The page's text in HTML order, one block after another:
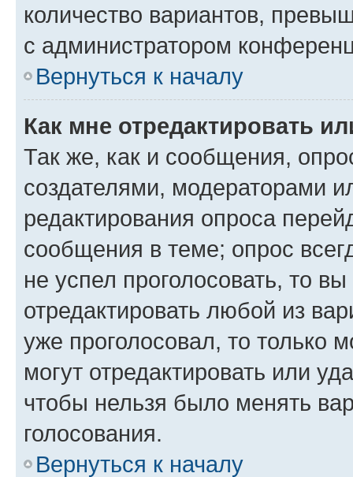
количество вариантов,
с администратором
Вернуться к началу
Как мне отредактировать
Так же, как и сообщения,
создателями, модераторами
редактирования опроса
сообщения в теме; опрос
не успел проголосовать, то
отредактировать любой из
уже проголосовал, то только
могут отредактировать или
чтобы нельзя было менять
голосования.
Вернуться к началу